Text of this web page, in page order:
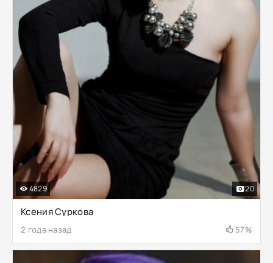
Ксения Суркова
2 года назад 57%
4829 20